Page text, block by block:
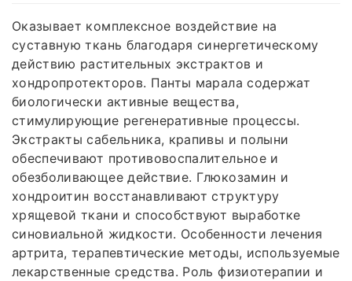
Оказывает комплексное воздействие на
суставную ткань благодаря синергетическому
действию растительных экстрактов и
хондропротекторов. Панты марала содержат
биологически активные вещества,
стимулирующие регенеративные процессы.
Экстракты сабельника, крапивы и полыни
обеспечивают противовоспалительное и
обезболивающее действие. Глюкозамин и
хондроитин восстанавливают структуру
хрящевой ткани и способствуют выработке
синовиальной жидкости. Особенности лечения
артрита, терапевтические методы, используемые
лекарственные средства. Роль физиотерапии и